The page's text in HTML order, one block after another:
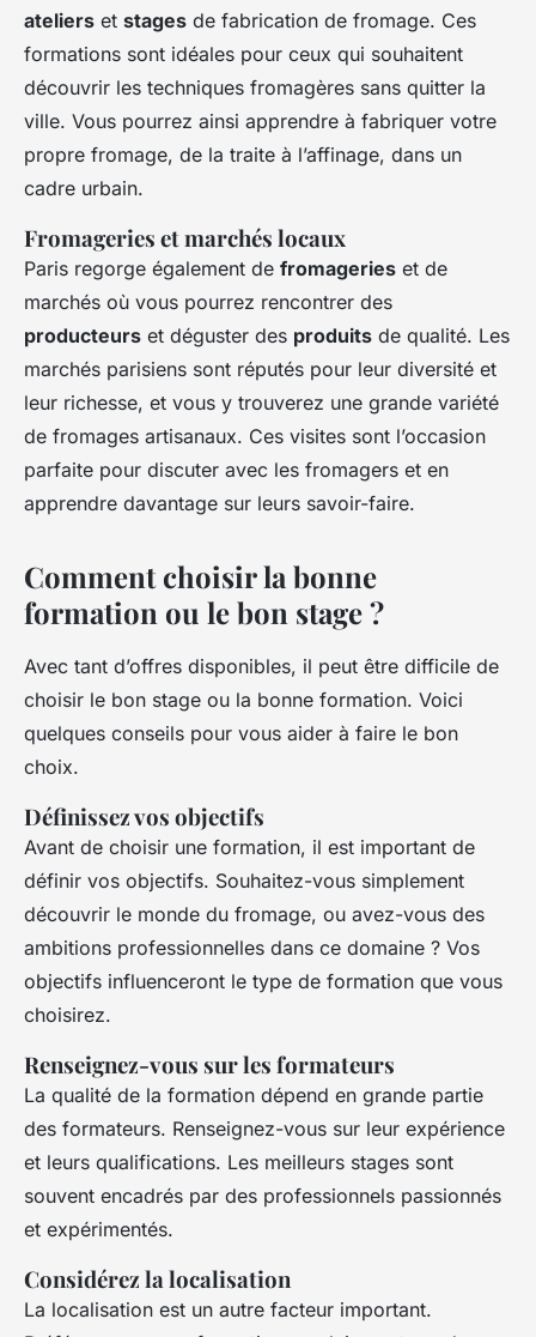
ateliers et stages de fabrication de fromage. Ces
formations sont idéales pour ceux qui souhaitent
découvrir les techniques fromagères sans quitter la
ville. Vous pourrez ainsi apprendre à fabriquer votre
propre fromage, de la traite à l’affinage, dans un
cadre urbain.
Fromageries et marchés locaux
Paris regorge également de fromageries et de
marchés où vous pourrez rencontrer des
producteurs et déguster des produits de qualité. Les
marchés parisiens sont réputés pour leur diversité et
leur richesse, et vous y trouverez une grande variété
de fromages artisanaux. Ces visites sont l’occasion
parfaite pour discuter avec les fromagers et en
apprendre davantage sur leurs savoir-faire.
Comment choisir la bonne
formation ou le bon stage ?
Avec tant d’offres disponibles, il peut être difficile de
choisir le bon stage ou la bonne formation. Voici
quelques conseils pour vous aider à faire le bon
choix.
Définissez vos objectifs
Avant de choisir une formation, il est important de
définir vos objectifs. Souhaitez-vous simplement
découvrir le monde du fromage, ou avez-vous des
ambitions professionnelles dans ce domaine ? Vos
objectifs influenceront le type de formation que vous
choisirez.
Renseignez-vous sur les formateurs
La qualité de la formation dépend en grande partie
des formateurs. Renseignez-vous sur leur expérience
et leurs qualifications. Les meilleurs stages sont
souvent encadrés par des professionnels passionnés
et expérimentés.
Considérez la localisation
La localisation est un autre facteur important.